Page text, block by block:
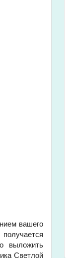
вашего
выложить
Светлой